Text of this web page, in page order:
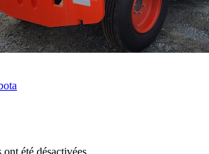
été désactivées.